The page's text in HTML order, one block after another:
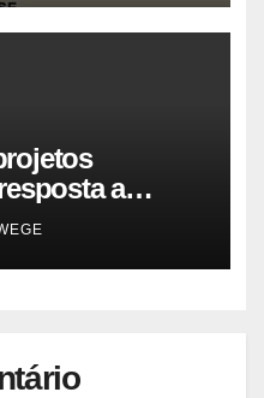
a
no Brasil